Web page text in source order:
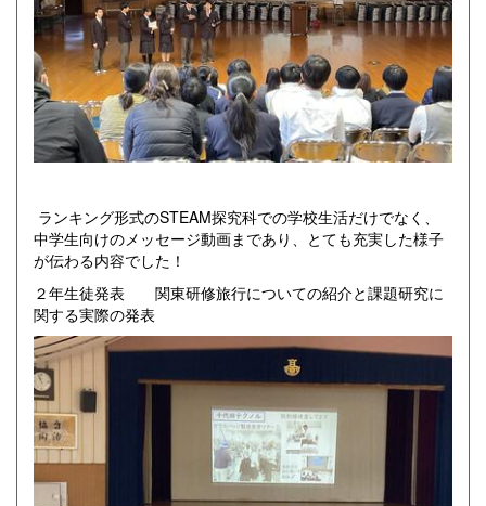
ランキング形式のSTEAM探究科での学校生活だけでなく、
中学生向けのメッセージ動画まであり、とても充実した様子
が伝わる内容でした！
２年生徒発表 関東研修旅行についての紹介と課題研究に
関する実際の発表